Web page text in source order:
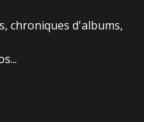
chroniques d'albums,